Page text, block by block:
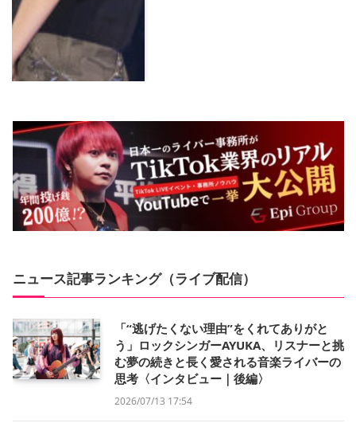
ニュース記事ランキング（ライブ配信）
「“逃げたくない理由”をくれてありがと
う」ロックシンガーAYUKA、リスナーと挑
む夢の続きと長く愛される音楽ライバーの
思考〈インタビュー｜後編〉
2026/07/13 17:54